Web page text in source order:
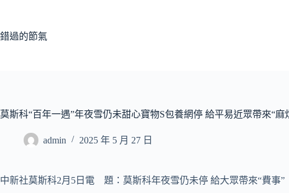
主
錯過的節氣
莫斯科“百年一遇”年夜雪仍未甜心寶物S包養網停 給平易近眾帶來“麻
admin 2025 年 5 月 27 日
中新社莫斯科2月5日電 題：莫斯科年夜雪仍未停 給大眾帶來“費事”